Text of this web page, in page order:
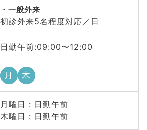
一般外来
初診外来5名程度対応／日
日勤午前:09:00〜12:00
月 木
月曜日 : 日勤午前
木曜日 : 日勤午前